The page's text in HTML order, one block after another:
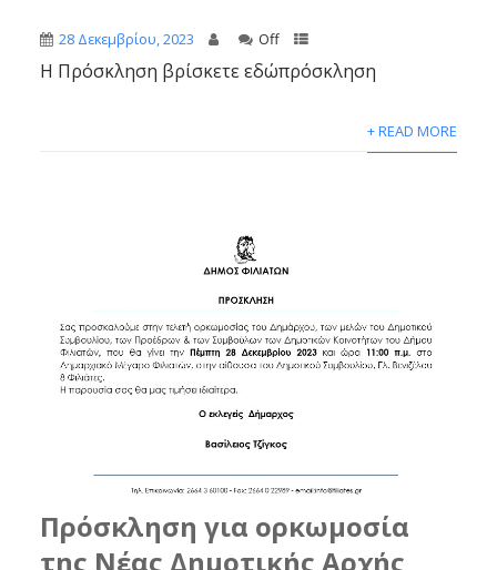
28 Δεκεμβρίου, 2023 Off
Η Πρόσκληση βρίσκετε εδώπρόσκληση
+ READ MORE
Πρόσκληση για ορκωμοσία
της Νέας Δημοτικής Αρχής